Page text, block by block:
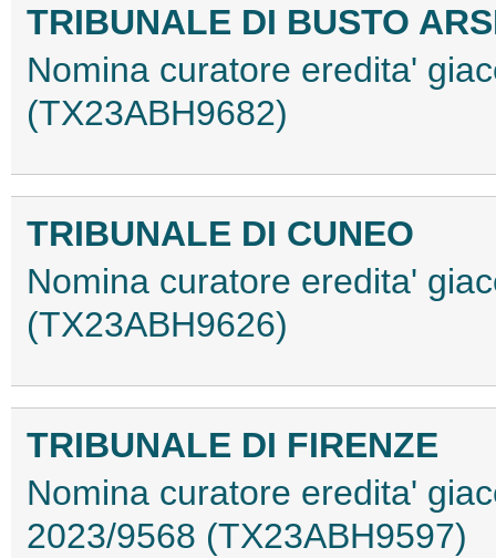
TRIBUNALE DI BUSTO
Nomina curatore eredita'
(TX23ABH9682)
TRIBUNALE DI CUNEO
Nomina curatore eredita'
(TX23ABH9626)
TRIBUNALE DI FIRENZE
Nomina curatore eredita'
2023/9568 (TX23ABH9597)